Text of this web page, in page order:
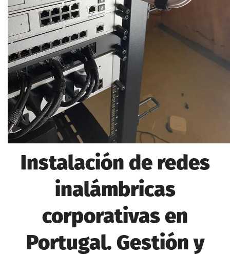
Instalación de redes
inalámbricas
corporativas en
Portugal. Gestión y